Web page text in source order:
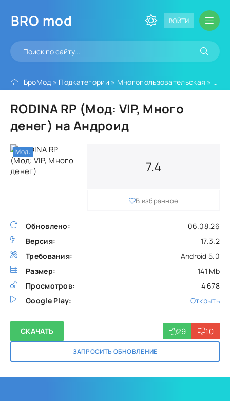
BRO mod ВОЙТИ
БроМод » Подкатегории » Многопользовательская » RODINA RP (Мод: VIP, Много денег)
RODINA RP (Мод: VIP, Много
денег) на Андроид
Обновлено:
06.08.26
Версия:
17.3.2
Требования:
Android 5.0
Размер:
141 Mb
Просмотров:
4 678
Google Play:
Открыть
7.4
В избранное
СКАЧАТЬ
ЗАПРОСИТЬ ОБНОВЛЕНИЕ
29 10
Мод: